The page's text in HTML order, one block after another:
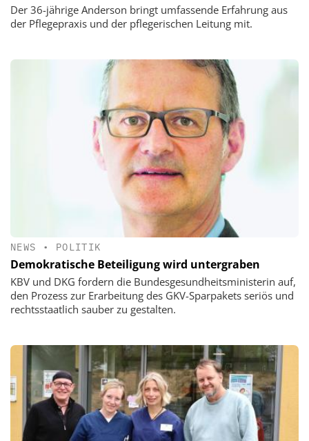
Der 36-jährige Anderson bringt umfassende Erfahrung aus
der Pflegepraxis und der pflegerischen Leitung mit.
NEWS • POLITIK
Demokratische Beteiligung wird untergraben
KBV und DKG fordern die Bundesgesundheitsministerin auf,
den Prozess zur Erarbeitung des GKV-Sparpakets seriös und
rechtsstaatlich sauber zu gestalten.